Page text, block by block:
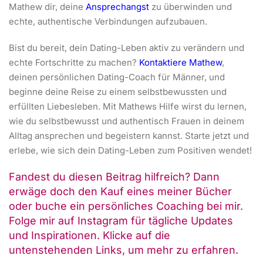
Mathew dir, deine Ansprechangst zu überwinden und
echte, authentische Verbindungen aufzubauen.
Bist du bereit, dein Dating-Leben aktiv zu verändern und
echte Fortschritte zu machen? Kontaktiere Mathew,
deinen persönlichen Dating-Coach für Männer, und
beginne deine Reise zu einem selbstbewussten und
erfüllten Liebesleben. Mit Mathews Hilfe wirst du lernen,
wie du selbstbewusst und authentisch Frauen in deinem
Alltag ansprechen und begeistern kannst. Starte jetzt und
erlebe, wie sich dein Dating-Leben zum Positiven wendet!
Fandest du diesen Beitrag hilfreich? Dann
erwäge doch den Kauf eines meiner Bücher
oder buche ein persönliches Coaching bei mir.
Folge mir auf Instagram für tägliche Updates
und Inspirationen. Klicke auf die
untenstehenden Links, um mehr zu erfahren.